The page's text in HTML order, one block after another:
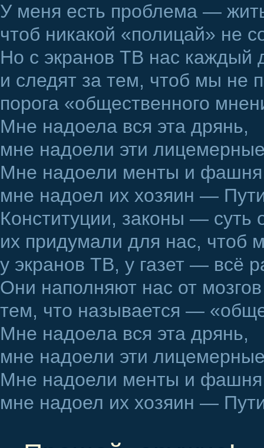
У меня есть проблема —
чтоб никакой «полицай» не
Но с экранов ТВ нас каждый
и следят за тем, чтоб мы не
порога «общественного
Мне надоела вся эта дрянь,
мне надоели эти
Мне надоели менты и
мне надоел их хозяин —
Конституции, законы —
их придумали для нас, чтоб
у экранов ТВ, у газет — всё
Они наполняют нас от
тем, что называется —
Мне надоела вся эта дрянь,
мне надоели эти
Мне надоели менты и
мне надоел их хозяин —